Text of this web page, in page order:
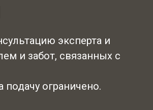
эксперта и
и забот, связанных с
ограничено.